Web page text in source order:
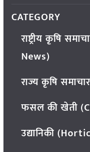
CATEGORY
राष्ट्रीय कृषि
News)
राज्य कृषि
फसल की खेती
उद्यानिकी